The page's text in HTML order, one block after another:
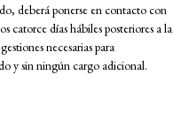
deberá ponerse en contacto con
catorce días hábiles posterio­res a la
necesarias para
y sin ningún cargo adicional.